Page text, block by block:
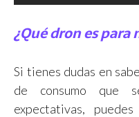
¿Qué dron es para
Si tienes dudas en
de consumo que
expectativas,